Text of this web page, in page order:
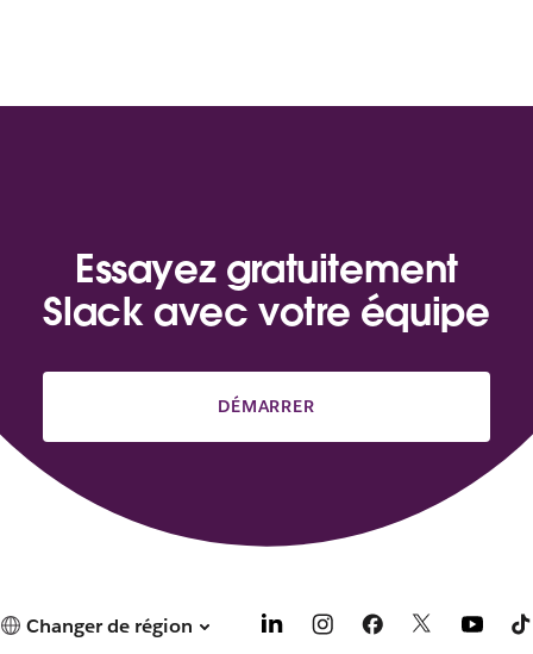
Essayez gratuitement
Slack avec votre équipe
DÉMARRER
Changer de région